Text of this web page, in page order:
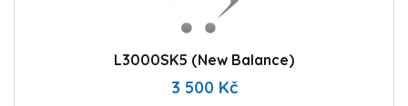
L3000SK5 (New Balance)
3 500 Kč